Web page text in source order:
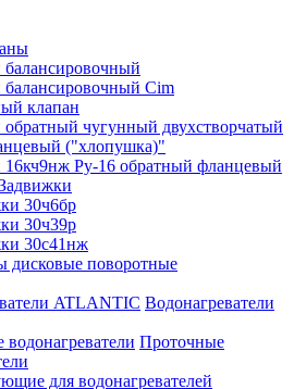
балансировочный
балансировочный Cim
клапан
чугунный двухстворчатый
("хлопушка)"
16кч9нж Ру-16 обратный фланцевый
30ч6бр
30ч39р
30с41нж
дисковые поворотные
Водонагреватели
Проточные